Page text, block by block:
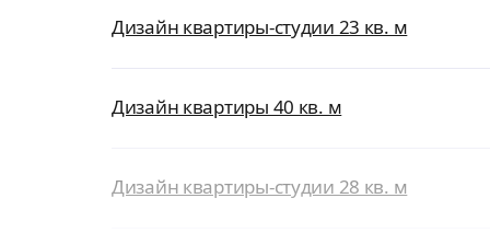
Дизайн квартиры-студии 23 кв. м
Дизайн квартиры 40 кв. м
Дизайн квартиры-студии 28 кв. м